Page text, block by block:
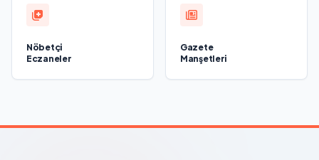
Nöbetçi
Eczaneler
Gazete
Manşetleri